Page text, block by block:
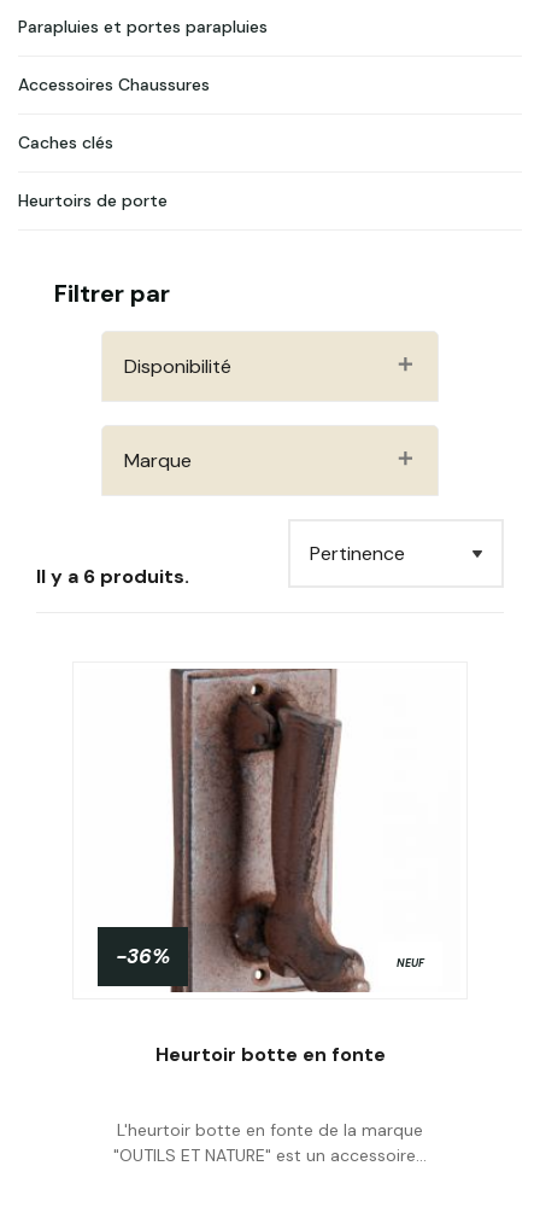
Parapluies et portes parapluies
Accessoires Chaussures
Caches clés
Heurtoirs de porte
Filtrer par
Disponibilité
Marque
Il y a 6 produits.
Acheter
-36% NEUF
Heurtoir botte en fonte
L'heurtoir botte en fonte de la marque
"OUTILS ET NATURE" est un accessoire...